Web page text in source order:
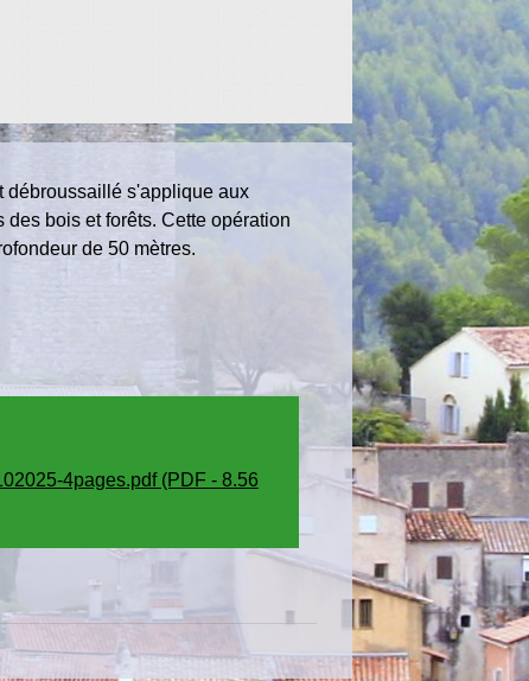
débroussaillé s'applique aux
bois et forêts. Cette opération
de 50 mètres.
4pages.pdf (PDF - 8.56